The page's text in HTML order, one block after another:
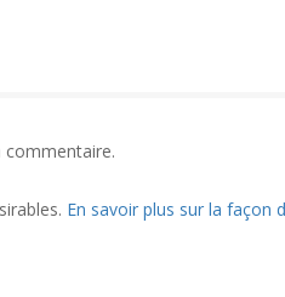
commentaire.
En savoir plus sur la façon